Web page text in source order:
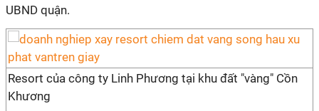
UBND quận.
Resort của công ty Linh Phương tại khu đất "vàng" Cồn
Khương